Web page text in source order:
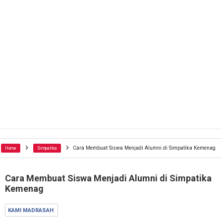
Home Simpatika Cara Membuat Siswa Menjadi Alumni di Simpatika Kemenag
Cara Membuat Siswa Menjadi Alumni di Simpatika
Kemenag
KAMI MADRASAH